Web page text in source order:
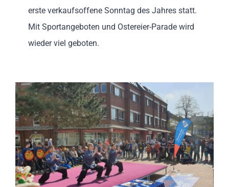
erste verkaufsoffene Sonntag des Jahres statt.
Mit Sportangeboten und Ostereier-Parade wird
wieder viel geboten.